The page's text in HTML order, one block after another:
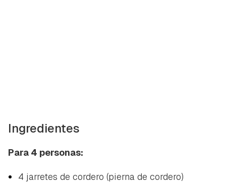
Ingredientes
Para 4 personas:
4 jarretes de cordero (pierna de cordero)